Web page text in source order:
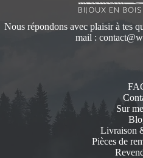
Nous répondons avec plaisir à tes
mail :
Sur
Livraison
Pièces de